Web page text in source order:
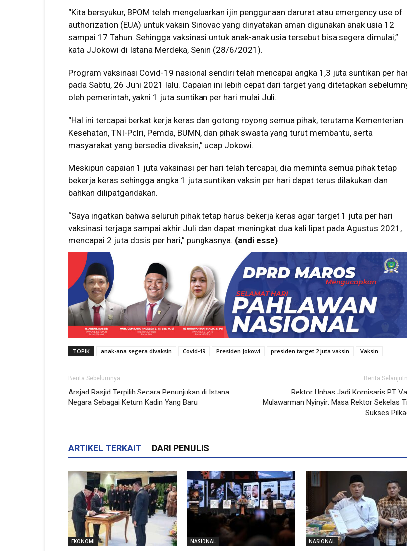
“Kita bersyukur, BPOM telah mengeluarkan ijin penggunaan darurat atau emergency use of
authorization (EUA) untuk vaksin Sinovac yang dinyatakan aman digunakan anak usia 12
sampai 17 Tahun. Sehingga vaksinasi untuk anak-anak usia tersebut bisa segera dimulai,”
kata JJokowi di Istana Merdeka, Senin (28/6/2021).
Program vaksinasi Covid-19 nasional sendiri telah mencapai angka 1,3 juta suntikan per
pada Sabtu, 26 Juni 2021 lalu. Capaian ini lebih cepat dari target yang ditetapkan
oleh pemerintah, yakni 1 juta suntikan per hari mulai Juli.
“Hal ini tercapai berkat kerja keras dan gotong royong semua pihak, terutama Kementerian
Kesehatan, TNI-Polri, Pemda, BUMN, dan pihak swasta yang turut membantu, serta
masyarakat yang bersedia divaksin,” ucap Jokowi.
Meskipun capaian 1 juta vaksinasi per hari telah tercapai, dia meminta semua pihak tetap
bekerja keras sehingga angka 1 juta suntikan vaksin per hari dapat terus dilakukan dan
bahkan dilipatgandakan.
“Saya ingatkan bahwa seluruh pihak tetap harus bekerja keras agar target 1 juta per hari
vaksinasi terjaga sampai akhir Juli dan dapat meningkat dua kali lipat pada Agustus 2021,
mencapai 2 juta dosis per hari,” pungkasnya. (andi esse)
TOPIK anak-ana segera divaksin Covid-19 Presiden Jokowi presiden target 2 juta vaksin Vaksin
Berita Sebelumnya
Arsjad Rasjid Terpilih Secara Penunjukan di Istana
Negara Sebagai Ketum Kadin Yang Baru
Berita
Rektor Unhas Jadi Komisaris PT
Mulawarman Nyinyir: Masa Rektor Sekelas
Sukses
ARTIKEL TERKAIT DARI PENULIS
EKONOMI NASIONAL NASIONAL